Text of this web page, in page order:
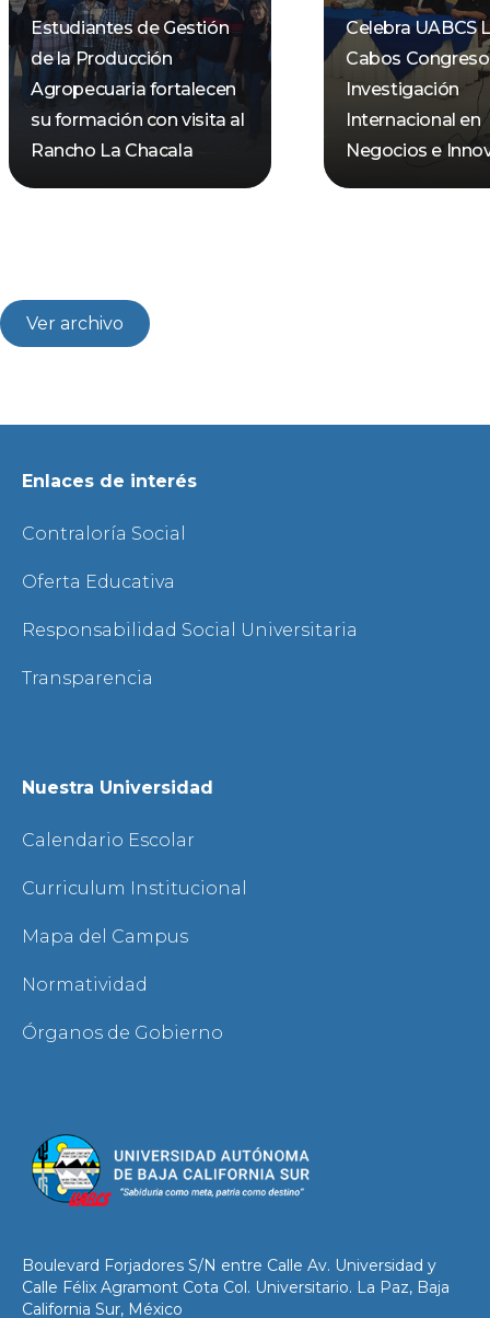
Estudiantes de Gestión
de la Producción
Agropecuaria fortalecen
su formación con visita al
Rancho La Chacala
Celebra UABCS
Cabos
Investigación
Internacional en
Negocios e
Ver archivo
Enlaces de interés
Contraloría Social
Oferta Educativa
Responsabilidad Social Universitaria
Transparencia
Nuestra Universidad
Calendario Escolar
Curriculum Institucional
Mapa del Campus
Normatividad
Órganos de Gobierno
Boulevard Forjadores S/N entre Calle Av. Universidad y
Calle Félix Agramont Cota Col. Universitario. La Paz, Baja
California Sur, México